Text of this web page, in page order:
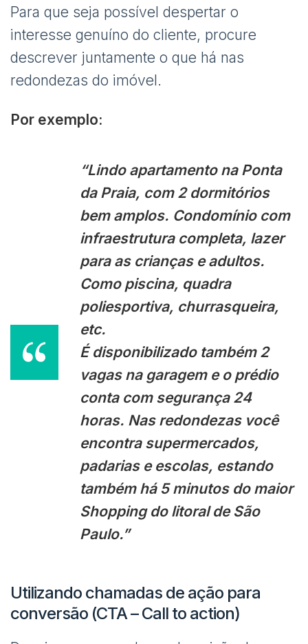
Para que seja possível despertar o
interesse genuíno do cliente, procure
descrever juntamente o que há nas
redondezas do imóvel.
Por exemplo:
“Lindo apartamento na Ponta
da Praia, com 2 dormitórios
bem amplos. Condomínio com
infraestrutura completa, lazer
para as crianças e adultos.
Como piscina, quadra
poliesportiva, churrasqueira,
etc.
É disponibilizado também 2
vagas na garagem e o prédio
conta com segurança 24
horas. Nas redondezas você
encontra supermercados,
padarias e escolas, estando
também há 5 minutos do maior
Shopping do litoral de São
Paulo.”
Utilizando chamadas de ação para
conversão (CTA – Call to action)